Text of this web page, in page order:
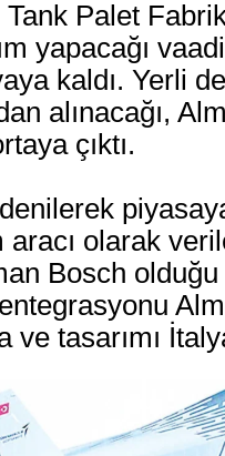
Palet
yapacağı
kaldı. Yerli
alınacağı,
çıktı.
olarak
Bosch olduğu
tasarımı